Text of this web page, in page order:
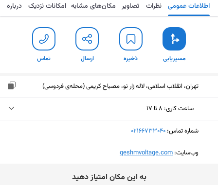
مسیریابی ذخیره ارسال تماس اطلاعات عمومی نظرات تصاویر مکان‌های مشابه امکانات نزدیک درباره
مسیریابی ذخیره ارسال تماس
تهران، انقلاب اسلامی، لاله زار نو، مصباح کریمی (محله‌ی فردوسی)
ساعت کاری: ۸ تا ۱۷
یکشنبه (امروز)
شماره تماس: ‎02166733040
وب‌سایت: ‎qeshmvoltage.com
ﺑﻪ اﯾﻦ ﻣﮑﺎن اﻣﺘﯿﺎز دﻫﯿﺪ